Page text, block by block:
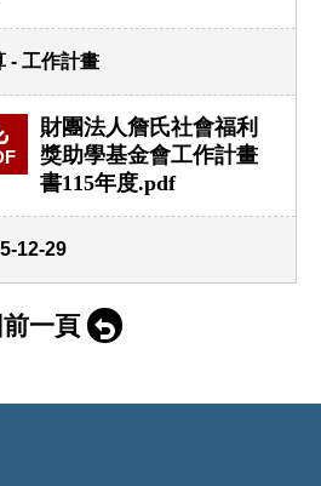
- 工作計畫
財團法人詹氏社會福利
獎助學基金會工作計畫
書115年度.pdf
12-29
前一頁